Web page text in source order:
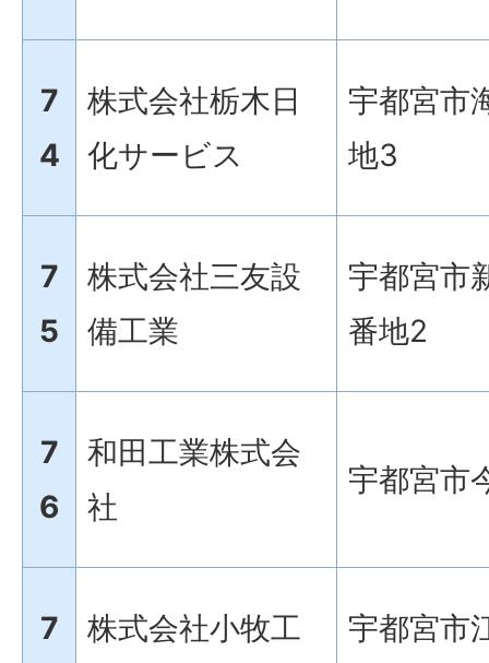
7
4
株式会社栃木日
化サービス
宇都宮市
地3
7
5
株式会社三友設
備工業
宇都宮市
番地2
7
6
和田工業株式会
社
宇都宮市
7
株式会社小牧工
宇都宮市